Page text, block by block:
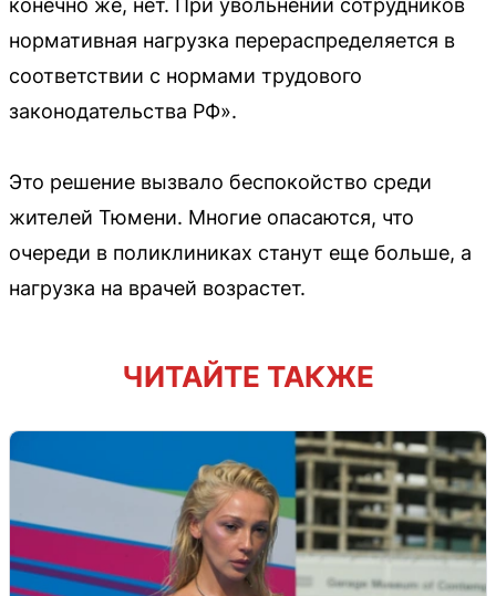
нормативная нагрузка перераспределяется в
соответствии с нормами трудового
законодательства РФ».
Это решение вызвало беспокойство среди
жителей Тюмени. Многие опасаются, что
очереди в поликлиниках станут еще больше, а
нагрузка на врачей возрастет.
ЧИТАЙТЕ ТАКЖЕ